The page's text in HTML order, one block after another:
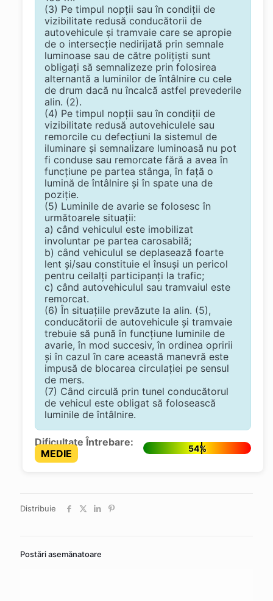
(3) Pe timpul nopţii sau în condiţii de
vizibilitate redusă conducătorii de
autovehicule şi tramvaie care se apropie
de o intersecţie nedirijată prin semnale
luminoase sau de către poliţişti sunt
obligaţi să semnalizeze prin folosirea
alternantă a luminilor de întâlnire cu cele
de drum dacă nu încalcă astfel prevederile
alin. (2).
(4) Pe timpul nopţii sau în condiţii de
vizibilitate redusă autovehiculele sau
remorcile cu defecţiuni la sistemul de
iluminare şi semnalizare luminoasă nu pot
fi conduse sau remorcate fără a avea în
funcţiune pe partea stânga, în faţă o
lumină de întâlnire şi în spate una de
poziţie.
(5) Luminile de avarie se folosesc în
următoarele situaţii:
a) când vehiculul este imobilizat
involuntar pe partea carosabilă;
b) când vehiculul se deplasează foarte
lent şi/sau constituie el însuşi un pericol
pentru ceilalţi participanţi la trafic;
c) când autovehiculul sau tramvaiul este
remorcat.
(6) În situaţiile prevăzute la alin. (5),
conducătorii de autovehicule şi tramvaie
trebuie să pună în funcţiune luminile de
avarie, în mod succesiv, în ordinea opririi
şi în cazul în care această manevră este
impusă de blocarea circulaţiei pe sensul
de mers.
(7) Când circulă prin tunel conducătorul
de vehicul este obligat să folosească
luminile de întâlnire.
Dificultate Întrebare:
MEDIE
54%
Distribuie
Postări asemănatoare